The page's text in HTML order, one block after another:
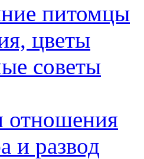
питомцы
цветы
советы
и развод